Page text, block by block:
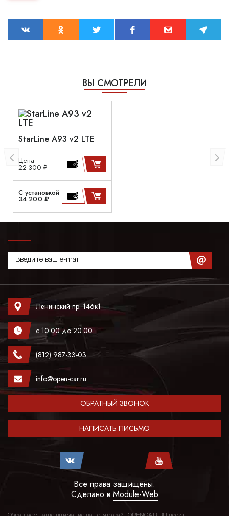
ВЫ СМОТРЕЛИ
StarLine A93 v2 LTE
Цена
22 300 ₽
С установкой
34 200 ₽
Ленинский пр. 146к1
с 10.00 до 20.00
(812) 987-33-03
info@open-car.ru
ОБРАТНЫЙ ЗВОНОК
НАПИСАТЬ ПИСЬМО
Все права защищены.
Сделано в Module-Web